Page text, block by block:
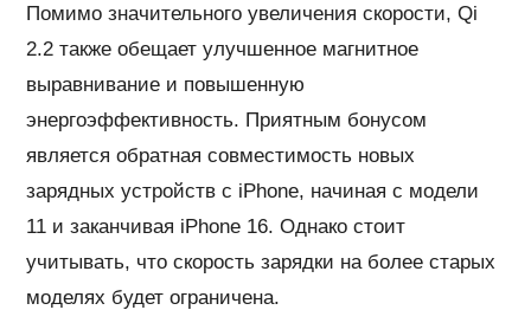
Помимо значительного увеличения скорости, Qi
2.2 также обещает улучшенное магнитное
выравнивание и повышенную
энергоэффективность. Приятным бонусом
является обратная совместимость новых
зарядных устройств с iPhone, начиная с модели
11 и заканчивая iPhone 16. Однако стоит
учитывать, что скорость зарядки на более старых
моделях будет ограничена.